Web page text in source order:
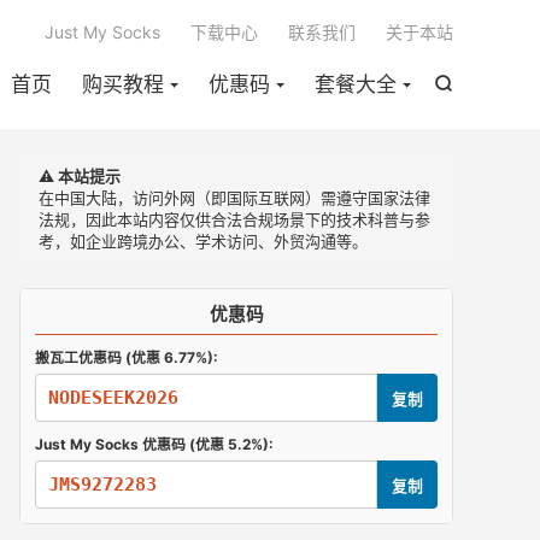

首页 购买教程 优惠码 套餐大全
Just My Socks 下载中心 联系我们 关于本站
⚠️ 本站提示
在中国大陆，访问外网（即国际互联网）需遵守国家法律
法规，因此本站内容仅供合法合规场景下的技术科普与参
考，如企业跨境办公、学术访问、外贸沟通等。
优惠码
搬瓦工优惠码 (优惠 6.77%):
NODESEEK2026 复制
Just My Socks 优惠码 (优惠 5.2%):
JMS9272283 复制